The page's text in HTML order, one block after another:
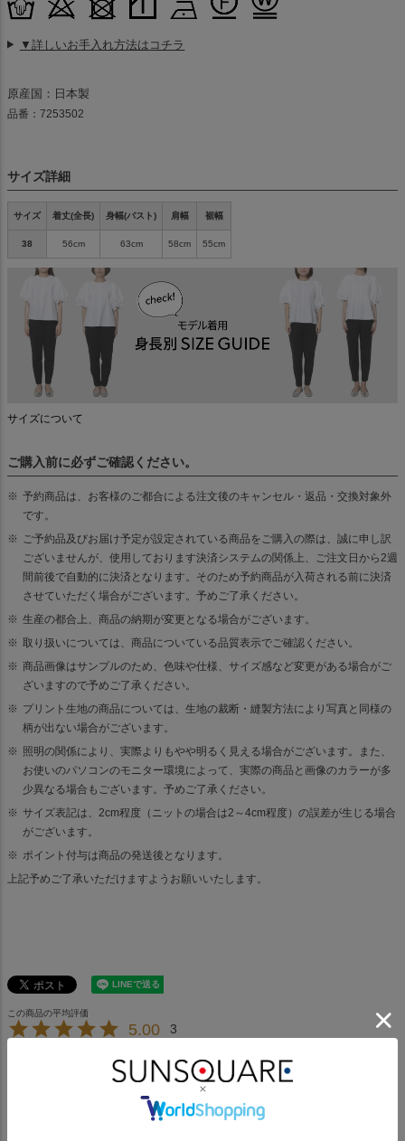
▼詳しいお手入れ方法はコチラ
原産国：日本製
品番：7253502
サイズ詳細
サイズ 着丈(全長) 身幅(バスト) 肩幅 裾幅
38 56cm 63cm 58cm 55cm
サイズについて
ご購入前に必ずご確認ください。
予約商品は、お客様のご都合による注文後のキャンセル・返品・交換対象外
です。
ご予約品及びお届け予定が設定されている商品をご購入の際は、誠に申し訳
ございませんが、使用しております決済システムの関係上、ご注文日から2週
間前後で自動的に決済となります。そのため予約商品が入荷される前に決済
させていただく場合がございます。予めご了承ください。
生産の都合上、商品の納期が変更となる場合がございます。
取り扱いについては、商品についている品質表示でご確認ください。
商品画像はサンプルのため、色味や仕様、サイズ感など変更がある場合がご
ざいますので予めご了承ください。
プリント生地の商品については、生地の裁断・縫製方法により写真と同様の
柄が出ない場合がございます。
照明の関係により、実際よりもやや明るく見える場合がございます。また、
お使いのパソコンのモニター環境によって、実際の商品と画像のカラーが多
少異なる場合もございます。予めご了承ください。
サイズ表記は、2cm程度（ニットの場合は2～4cm程度）の誤差が生じる場合
がございます。
ポイント付与は商品の発送後となります。
上記予めご了承いただけますようお願いいたします。
5.00 3
購入者 東京都 40代
女性